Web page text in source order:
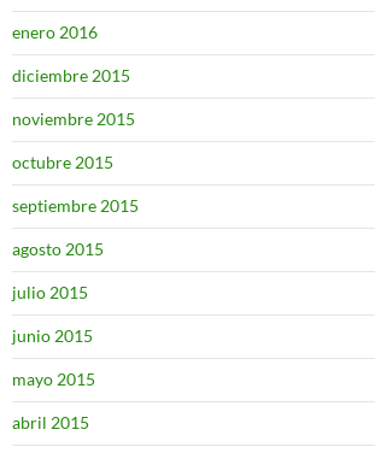
enero 2016
diciembre 2015
noviembre 2015
octubre 2015
septiembre 2015
agosto 2015
julio 2015
junio 2015
mayo 2015
abril 2015